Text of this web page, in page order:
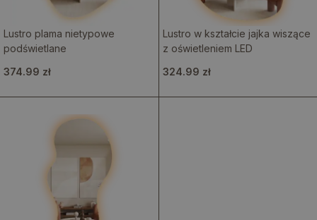
Lustro plama nietypowe
podświetlane
374.99 zł
Lustro w kształcie jajka wiszące
z oświetleniem LED
324.99 zł